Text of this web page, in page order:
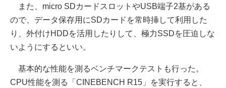
また、micro SDカードスロットやUSB端子2基がある
ので、データ保存用にSDカードを常時挿して利用した
り、外付けHDDを活用したりして、極力SSDを圧迫しな
いようにするといい。
基本的な性能を測るベンチマークテストも行った。
CPU性能を測る「CINEBENCH R15」を実行すると、